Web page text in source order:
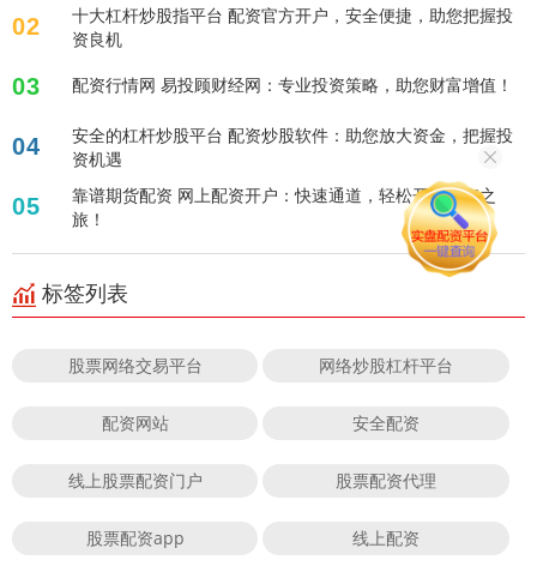
02
十大杠杆炒股指平台 配资官方开户，安全便捷，助您把握投
资良机
03 配资行情网 易投顾财经网：专业投资策略，助您财富增值！
04
安全的杠杆炒股平台 配资炒股软件：助您放大资金，把握投
资机遇
05
靠谱期货配资 网上配资开户：快速通道，轻松开启投资之
旅！
标签列表
股票网络交易平台 网络炒股杠杆平台
配资网站 安全配资
线上股票配资门户 股票配资代理
股票配资app 线上配资